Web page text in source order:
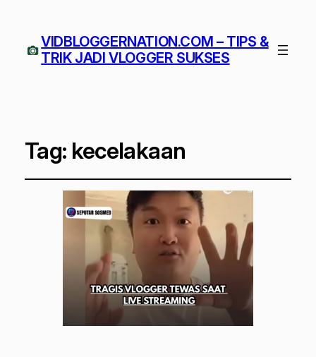
VIDBLOGGERNATION.COM – TIPS &
TRIK JADI VLOGGER SUKSES
Tag: kecelakaan